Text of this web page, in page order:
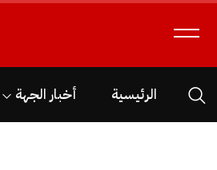
الرئيسية أخبار الجهة